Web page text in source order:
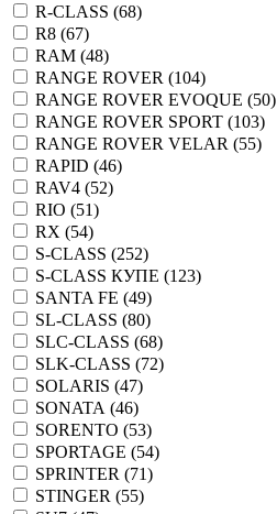
R-CLASS (68)
R8 (67)
RAM (48)
RANGE ROVER (104)
RANGE ROVER EVOQUE (50)
RANGE ROVER SPORT (103)
RANGE ROVER VELAR (55)
RAPID (46)
RAV4 (52)
RIO (51)
RX (54)
S-CLASS (252)
S-CLASS КУПЕ (123)
SANTA FE (49)
SL-CLASS (80)
SLC-CLASS (68)
SLK-CLASS (72)
SOLARIS (47)
SONATA (46)
SORENTO (53)
SPORTAGE (54)
SPRINTER (71)
STINGER (55)